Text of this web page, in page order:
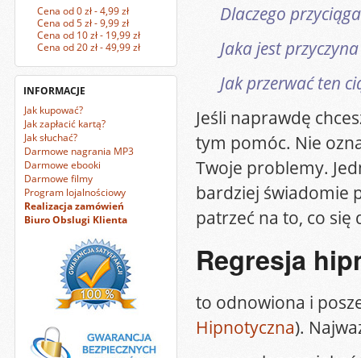
Cena od 0 zł - 4,99 zł
Cena od 5 zł - 9,99 zł
Cena od 10 zł - 19,99 zł
Cena od 20 zł - 49,99 zł
INFORMACJE
Jak kupować?
Jak zapłacić kartą?
Jak słuchać?
Darmowe nagrania MP3
Darmowe ebooki
Darmowe filmy
Program lojalnościowy
Realizacja zamówień
Biuro Obslugi Klienta
Dlaczego
Jaka jest
Jak przerwać ten
Jeśli naprawdę
tym pomóc. Nie
Twoje problemy.
bardziej świadomie
patrzeć na to, co się
Regresja
to odnowiona i
Hipnotyczna).